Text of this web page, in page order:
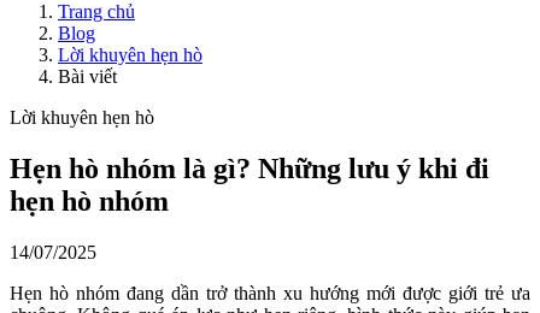
Trang chủ
Blog
Lời khuyên hẹn hò
Bài viết
Lời khuyên hẹn hò
Hẹn hò nhóm là gì? Những lưu ý khi đi
hẹn hò nhóm
14/07/2025
Hẹn hò nhóm đang dần trở thành xu hướng mới được giới trẻ ưa